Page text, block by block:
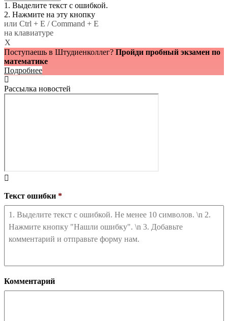
1. Выделите текст с ошибкой.
2. Нажмите на эту кнопку
или Ctrl + E / Command + E
на клавиатуре
X
Поступаешь в Штудиенколлег? Пройди пробный экзамен по
математике
Подробнее
Рассылка новостей
Текст ошибки *
Комментарий